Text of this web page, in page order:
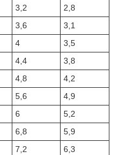
3,2
2,8
3,6
3,1
4
3,5
4,4
3,8
4,8
4,2
5,6
4,9
6
5,2
6,8
5,9
7,2
6,3